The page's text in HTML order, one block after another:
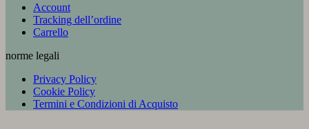
Account
Tracking dell’ordine
Carrello
norme legali
Privacy Policy
Cookie Policy
Termini e Condizioni di Acquisto